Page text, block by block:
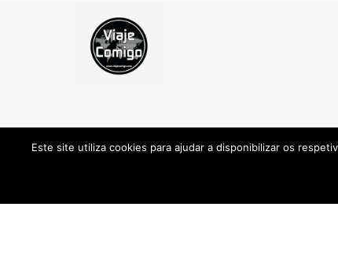
Contactos
Este site utiliza cookies para ajudar a disponibilizar os